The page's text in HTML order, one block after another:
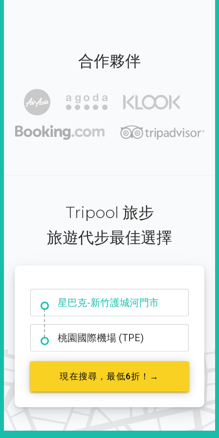
合作夥伴
Tripool 旅步
旅遊代步最佳選擇
星巴克-新竹護城河門市
大霸尖山登山口
桃園國際機場 (TPE)
現在搜尋，最低6折！→